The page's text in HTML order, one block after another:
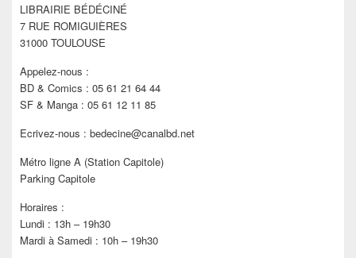
barre
latérale
LIBRAIRIE BÉDÉCINÉ
7 RUE ROMIGUIÈRES
31000 TOULOUSE
Appelez-nous :
BD & Comics : 05 61 21 64 44
SF & Manga : 05 61 12 11 85
Ecrivez-nous : bedecine@canalbd.net
Métro ligne A (Station Capitole)
Parking Capitole
Horaires :
Lundi : 13h – 19h30
Mardi à Samedi : 10h – 19h30